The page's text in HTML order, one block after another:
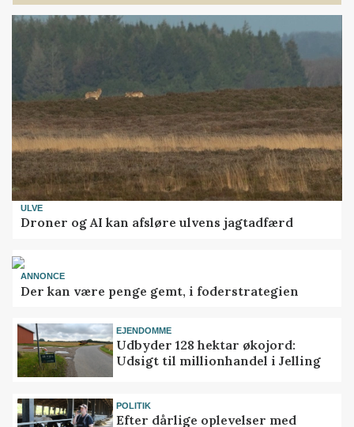
ULVE
Droner og AI kan afsløre ulvens jagtadfærd
ANNONCE
Der kan være penge gemt, i foderstrategien
EJENDOMME
Udbyder 128 hektar økojord:
Udsigt til millionhandel i Jelling
POLITIK
Efter dårlige oplevelser med